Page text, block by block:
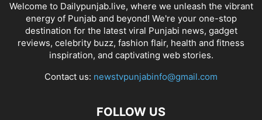
Welcome to Dailypunjab.live, where we unleash the vibrant
energy of Punjab and beyond! We're your one-stop
destination for the latest viral Punjabi news, gadget
reviews, celebrity buzz, fashion flair, health and fitness
inspiration, and captivating web stories.
Contact us: newstvpunjabinfo@gmail.com
FOLLOW US